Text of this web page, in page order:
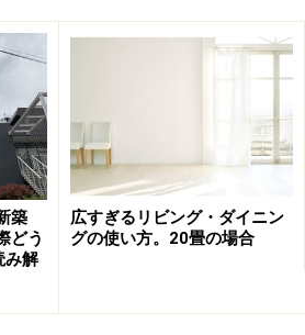
ある程度の知識や情報を持ち合わ
を建てたこともなく、結婚したこ
護の経験もない、コムスメの提案
かは、甚だ怪しいものである。
にせよ、実体験や経験がなければ
ではないし、自分の努力不足は認
思う本来の意味の住まいづくりに
個人的にはNOだ。
築
どう
み解
広すぎるリビング・ダイニン
グの使い方。20畳の場合